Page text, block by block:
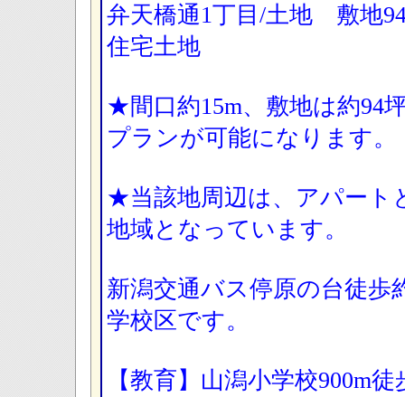
弁天橋通1丁目/土地 敷地
住宅土地
★間口約15m、敷地は約94
プランが可能になります。
★当該地周辺は、アパート
地域となっています。
新潟交通バス停原の台徒
学校区です。
【教育】山潟小学校900m